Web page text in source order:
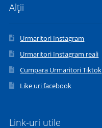
Alții
Urmaritori Instagram
Urmaritori Instagram reali
Cumpara Urmaritori Tiktok
Like uri facebook
Link-uri utile